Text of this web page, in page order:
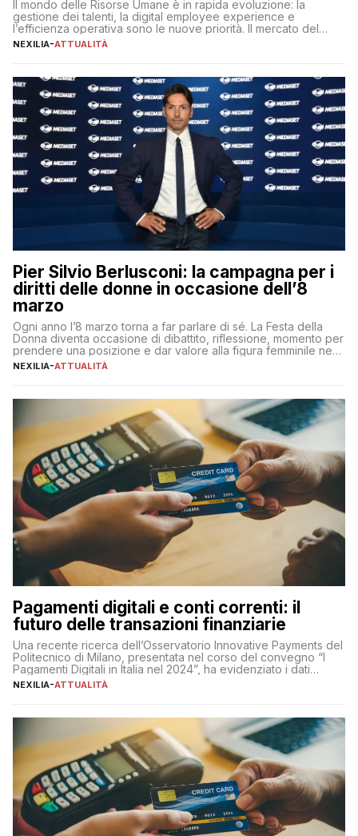
Il mondo delle Risorse Umane è in rapida evoluzione: la
gestione dei talenti, la digital employee experience e
l’efficienza operativa sono le nuove priorità. Il mercato del
lavoro, d’altra parte, è sempre più competitivo con una lotta
NEXILIA-ATTUALITÀ
Pier Silvio Berlusconi: la campagna per i
diritti delle donne in occasione dell’8
marzo
Ogni anno l’8 marzo torna a far parlare di sé. La Festa della
Donna diventa occasione di dibattito, riflessione, momento per
prendere una posizione e dar valore alla figura femminile nella
sua complessità e crucialità. A lanciare un messaggio “forte e
NEXILIA-ATTUALITÀ
Pagamenti digitali e conti correnti: il
futuro delle transazioni finanziarie
Una recente ricerca dell’Osservatorio Innovative Payments del
Politecnico di Milano, presentata nel corso del convegno “I
Pagamenti Digitali in Italia nel 2024”, ha evidenziato i dati
definitivi del primo semestre 2024 relativamente alle
NEXILIA-ATTUALITÀ